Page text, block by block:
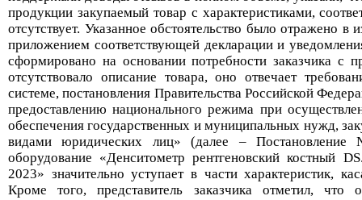
продукции закупаемый товар с характеристиками,
отсутствует. Указанное обстоятельство было отражено
приложением соответствующей декларации и
сформировано на основании потребности заказчикас
отсутствовало описание товара, оно отвечает
системе, постановления Правительства Российской
предоставлению национального режима при
обеспечения государственных и муниципальных нужд,
видами юридических лиц» (далее –
оборудование «Денситометр рентгеновский костный
2023» значительно уступает в части характеристик,
Кроме того, представитель заказчика отметил,